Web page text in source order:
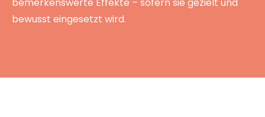
bewusst eingesetzt wird.